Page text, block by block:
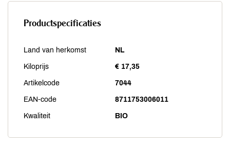
Productspecificaties
Land van herkomst NL
Kiloprijs € 17,35
Artikelcode 7044
EAN-code 8711753006011
Kwaliteit BIO